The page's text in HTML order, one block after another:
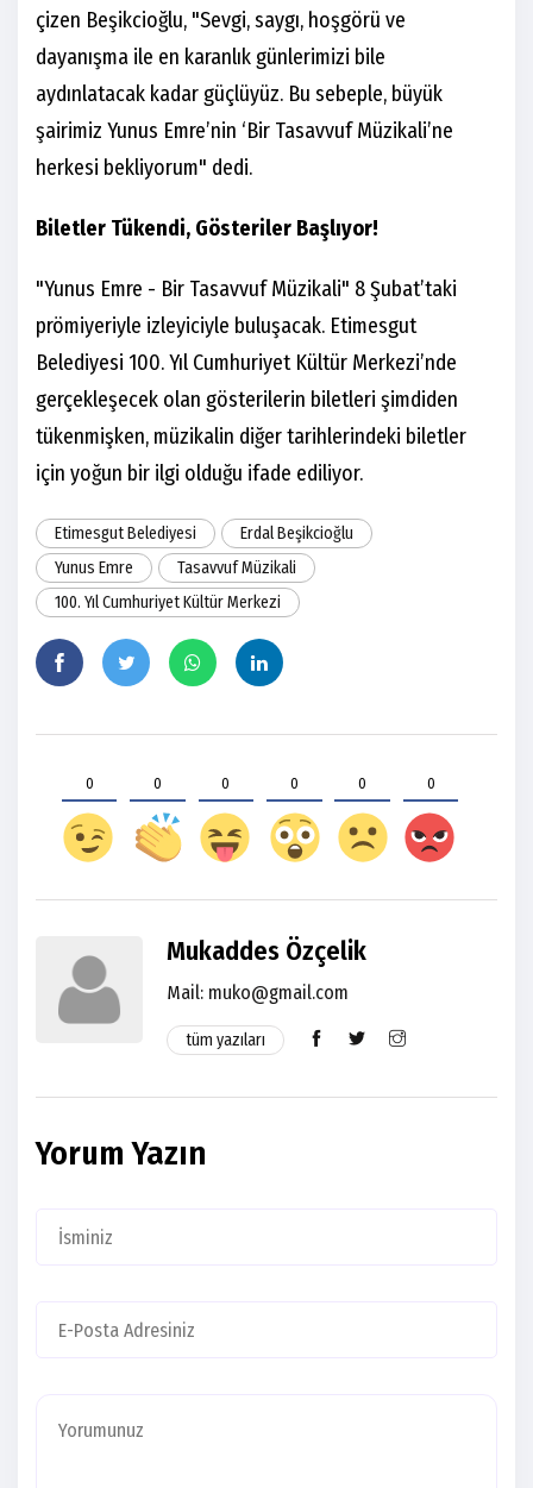
çizen Beşikcioğlu, "Sevgi, saygı, hoşgörü ve
dayanışma ile en karanlık günlerimizi bile
aydınlatacak kadar güçlüyüz. Bu sebeple, büyük
şairimiz Yunus Emre’nin ‘Bir Tasavvuf Müzikali’ne
herkesi bekliyorum" dedi.
Biletler Tükendi, Gösteriler Başlıyor!
"Yunus Emre - Bir Tasavvuf Müzikali" 8 Şubat’taki
prömiyeriyle izleyiciyle buluşacak. Etimesgut
Belediyesi 100. Yıl Cumhuriyet Kültür Merkezi’nde
gerçekleşecek olan gösterilerin biletleri şimdiden
tükenmişken, müzikalin diğer tarihlerindeki biletler
için yoğun bir ilgi olduğu ifade ediliyor.
Etimesgut Belediyesi
Erdal Beşikcioğlu
Yunus Emre
Tasavvuf Müzikali
100. Yıl Cumhuriyet Kültür Merkezi
0 0 0 0 0 0
Mukaddes Özçelik
Mail: muko@gmail.com
tüm yazıları
Yorum Yazın